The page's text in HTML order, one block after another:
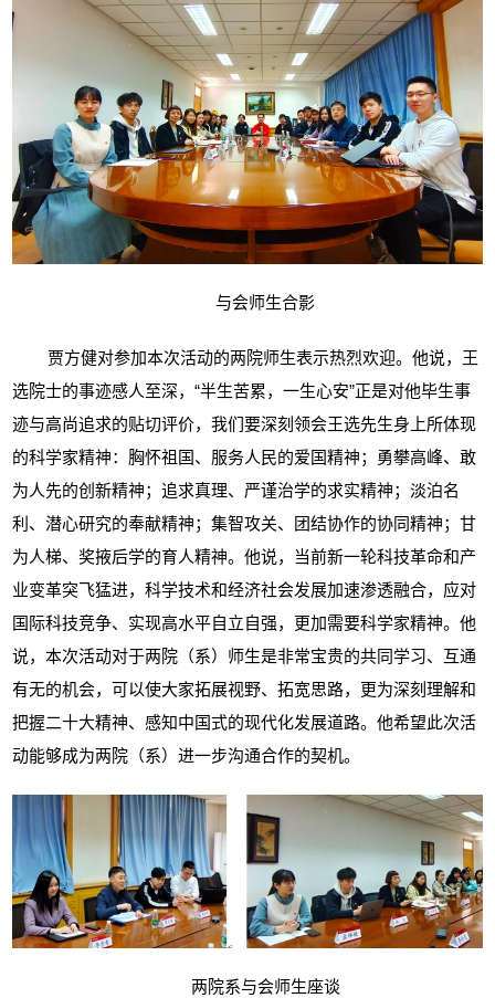
与会师生合影
贾方健对参加本次活动的两院师生表示热烈欢迎。他说，王
选院士的事迹感人至深，“半生苦累，一生心安”正是对他毕生事
迹与高尚追求的贴切评价，我们要深刻领会王选先生身上所体现
的科学家精神：胸怀祖国、服务人民的爱国精神；勇攀高峰、敢
为人先的创新精神；追求真理、严谨治学的求实精神；淡泊名
利、潜心研究的奉献精神；集智攻关、团结协作的协同精神；甘
为人梯、奖掖后学的育人精神。他说，当前新一轮科技革命和产
业变革突飞猛进，科学技术和经济社会发展加速渗透融合，应对
国际科技竞争、实现高水平自立自强，更加需要科学家精神。他
说，本次活动对于两院（系）师生是非常宝贵的共同学习、互通
有无的机会，可以使大家拓展视野、拓宽思路，更为深刻理解和
把握二十大精神、感知中国式的现代化发展道路。他希望此次活
动能够成为两院（系）进一步沟通合作的契机。
两院系与会师生座谈